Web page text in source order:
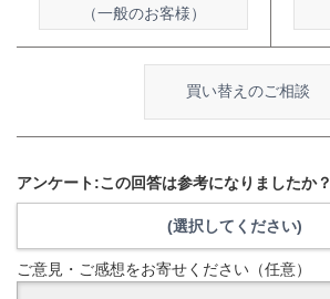
（一般のお客様）
買い替えのご相談
アンケート:この回答は参考になりましたか？
(選択してください)
ご意見・ご感想をお寄せください（任意）